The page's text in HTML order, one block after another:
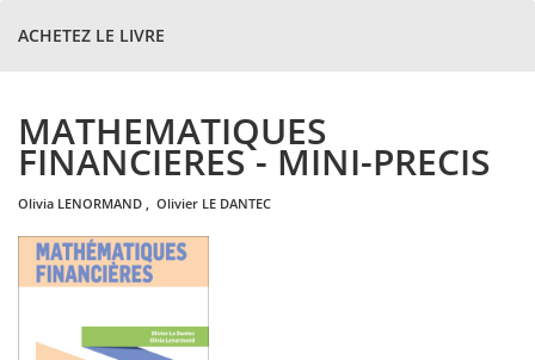
ACHETEZ LE LIVRE
MATHEMATIQUES
FINANCIERES - MINI-PRECIS
olivia LENORMAND , olivier LE DANTEC